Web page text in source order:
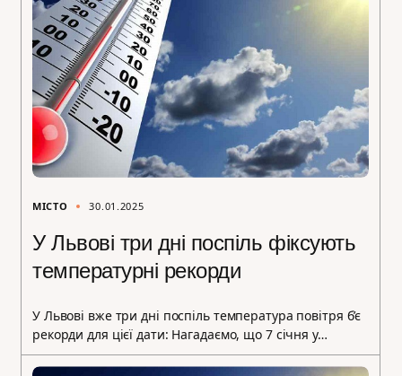
МІСТО 30.01.2025
У Львові три дні поспіль фіксують
температурні рекорди
У Львові вже три дні поспіль температура повітря б’є
рекорди для цієї дати: Нагадаємо, що 7 січня у…